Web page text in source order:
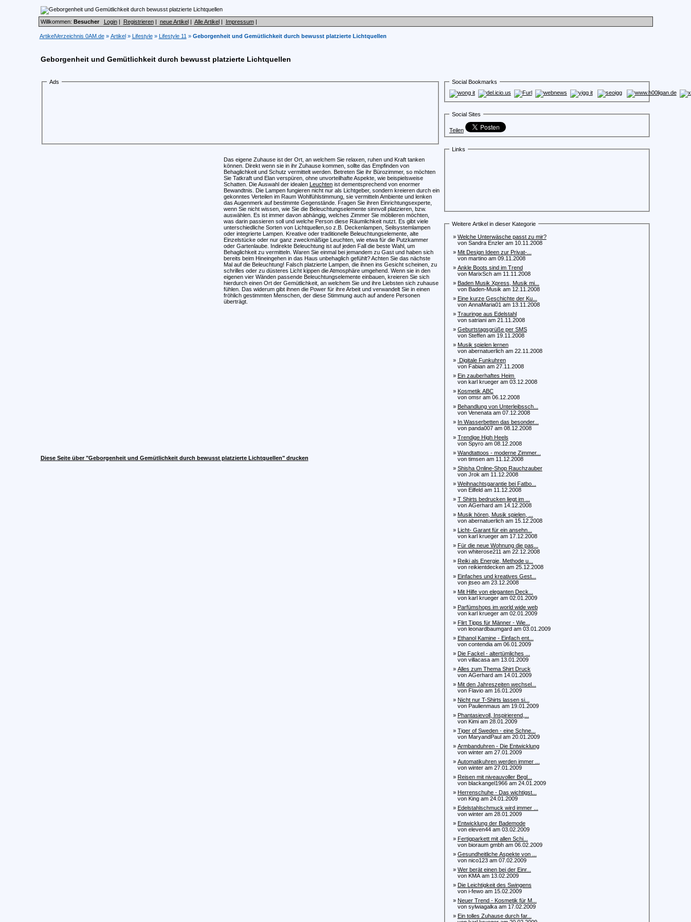
Willkommen: Besucher Login| Registrieren| neue Artikel| Alle Artikel| Impressum|
ArtikelVerzeichnis 0AM.de» Artikel» Lifestyle» Lifestyle 11 » Geborgenheit und Gemütlichkeit durch bewusst platzierte Lichtquellen
Geborgenheit und Gemütlichkeit durch bewusst platzierte Lichtquellen
Ads
Das eigene Zuhause ist der Ort, an welchem Sie relaxen, ruhen und Kraft tanken
können. Direkt wenn sie in ihr Zuhause kommen, sollte das Empfinden von
Behaglichkeit und Schutz vermittelt werden. Betreten Sie ihr Bürozimmer, so möchten
Sie Tatkraft und Elan verspüren, ohne unvorteilhafte Aspekte, wie beispielsweise
Schatten. Die Auswahl der idealen Leuchtenist dementsprechend von enormer
Bewandtnis. Die Lampen fungieren nicht nur als Lichtgeber, sondern kreieren durch ein
gekonntes Verteilen im Raum Wohlfühlstimmung, sie vermitteln Ambiente und lenken
das Augenmerk auf bestimmte Gegenstände. Fragen Sie ihren Einrichtungsexperte,
wenn Sie nicht wissen, wie Sie die Beleuchtungselemente sinnvoll platzieren, bzw.
auswählen. Es ist immer davon abhängig, welches Zimmer Sie möblieren möchten,
was darin passieren soll und welche Person diese Räumlichkeit nutzt. Es gibt viele
unterschiedliche Sorten von Lichtquellen,so z.B. Deckenlampen, Seilsystemlampen
oder integrierte Lampen. Kreative oder traditionelle Beleuchtungselemente, alte
Einzelstücke oder nur ganz zweckmäßige Leuchten, wie etwa für die Putzkammer
oder Gartenlaube. Indirekte Beleuchtung ist auf jeden Fall die beste Wahl, um
Behaglichkeit zu vermitteln. Waren Sie einmal bei jemandem zu Gast und haben sich
bereits beim Hineingehen in das Haus unbehaglich gefühlt? Achten Sie das nächste
Mal auf die Beleuchtung! Falsch platzierte Lampen, die ihnen ins Gesicht scheinen, zu
schrilles oder zu düsteres Licht kippen die Atmosphäre umgehend. Wenn sie in den
eigenen vier Wänden passende Beleuchtungselemente einbauen, kreieren Sie sich
hierdurch einen Ort der Gemütlichkeit, an welchem Sie und ihre Liebsten sich zuhause
fühlen. Das widerum gibt ihnen die Power für ihre Arbeit und verwandelt Sie in einen
fröhlich gestimmten Menschen, der diese Stimmung auch auf andere Personen
überträgt.
Diese Seite über "Geborgenheit und Gemütlichkeit durch bewusst platzierte Lichtquellen" drucken
Social Bookmarks
Social Sites
Teilen
Links
Weitere Artikel in dieser Kategorie
» Welche Unterwäsche passt zu mir?
von Sandra Enzler am 10.11.2008
» Mit Design Ideen zur Privat-...
von martino am 09.11.2008
» Ankle Boots sind im Trend
von MarixSch am 11.11.2008
» Baden Musik Xpress, Musik mi...
von Baden-Musik am 12.11.2008
» Eine kurze Geschichte der Ku...
von AnnaMaria01 am 13.11.2008
» Trauringe aus Edelstahl
von satriani am 21.11.2008
» Geburtstagsgrüße per SMS
von Steffen am 19.11.2008
» Musik spielen lernen
von abernatuerlich am 22.11.2008
» Digitale Funkuhren
von Fabian am 27.11.2008
» Ein zauberhaftes Heim
von karl krueger am 03.12.2008
» Kosmetik ABC
von omsr am 06.12.2008
» Behandlung von Unterleibssch...
von Venenata am 07.12.2008
» In Wasserbetten das besonder...
von panda007 am 08.12.2008
» Trendige High Heels
von Spyro am 08.12.2008
» Wandtattoos - moderne Zimmer...
von timsen am 11.12.2008
» Shisha Online-Shop Rauchzauber
von Jrok am 11.12.2008
» Weihnachtsgarantie bei Fatbo...
von Eilfeld am 11.12.2008
» T Shirts bedrucken liegt im ...
von AGerhard am 14.12.2008
» Musik hören, Musik spielen, ...
von abernatuerlich am 15.12.2008
» Licht- Garant für ein ansehn...
von karl krueger am 17.12.2008
» Für die neue Wohnung die pas...
von whiterose211 am 22.12.2008
» Reiki als Energie, Methode u...
von reikientdecken am 25.12.2008
» Einfaches und kreatives Gest...
von jtseo am 23.12.2008
» Mit Hilfe von eleganten Deck...
von karl krueger am 02.01.2009
» Parfümshops im world wide web
von karl krueger am 02.01.2009
» Flirt Tipps für Männer - Wie...
von leonardbaumgard am 03.01.2009
» Ethanol Kamine - Einfach ent...
von contendia am 06.01.2009
» Die Fackel - altertümliches ...
von villacasa am 13.01.2009
» Alles zum Thema Shirt Druck
von AGerhard am 14.01.2009
» Mit den Jahreszeiten wechsel...
von Flavio am 16.01.2009
» Nicht nur T-Shirts lassen si...
von Paulienmaus am 19.01.2009
» Phantasievoll, Inspirierend,...
von Kimi am 28.01.2009
» Tiger of Sweden - eine Schne...
von MaryandPaul am 20.01.2009
» Armbanduhren - Die Entwicklung
von winter am 27.01.2009
» Automatikuhren werden immer ...
von winter am 27.01.2009
» Reisen mit niveauvoller Begl...
von blackangel1966 am 24.01.2009
» Herrenschuhe - Das wichtigst...
von King am 24.01.2009
» Edelstahlschmuck wird immer ...
von winter am 28.01.2009
» Entwicklung der Bademode
von eleven44 am 03.02.2009
» Fertigparkett mit allen Schi...
von bioraum gmbh am 06.02.2009
» Gesundheitliche Aspekte von ...
von nico123 am 07.02.2009
» Wer berät einen bei der Einr...
von KMA am 13.02.2009
» Die Leichtigkeit des Swingens
von i-fewo am 15.02.2009
» Neuer Trend - Kosmetik für M...
von sylwiagalka am 17.02.2009
» Ein tolles Zuhause durch far...